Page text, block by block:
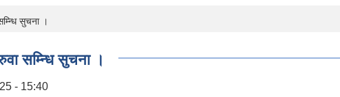
सुचना ।
सम्न्धि सुचना ।
- 15:40